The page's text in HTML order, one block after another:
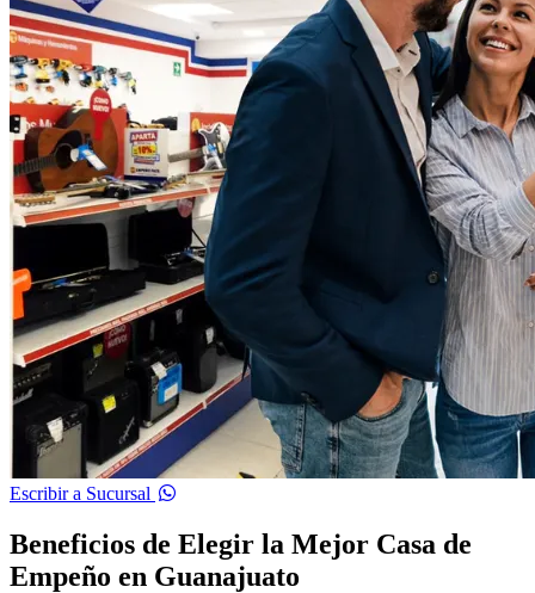
Escribir a Sucursal
Beneficios de Elegir la Mejor Casa de
Empeño en Guanajuato